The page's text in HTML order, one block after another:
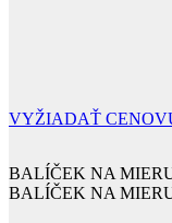
VYŽIADAŤ
BALÍČEK NA
BALÍČEK NA